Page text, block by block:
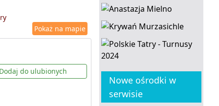
Pokaż na mapie
Dodaj do ulubionych
Nowe ośrodki w
serwisie